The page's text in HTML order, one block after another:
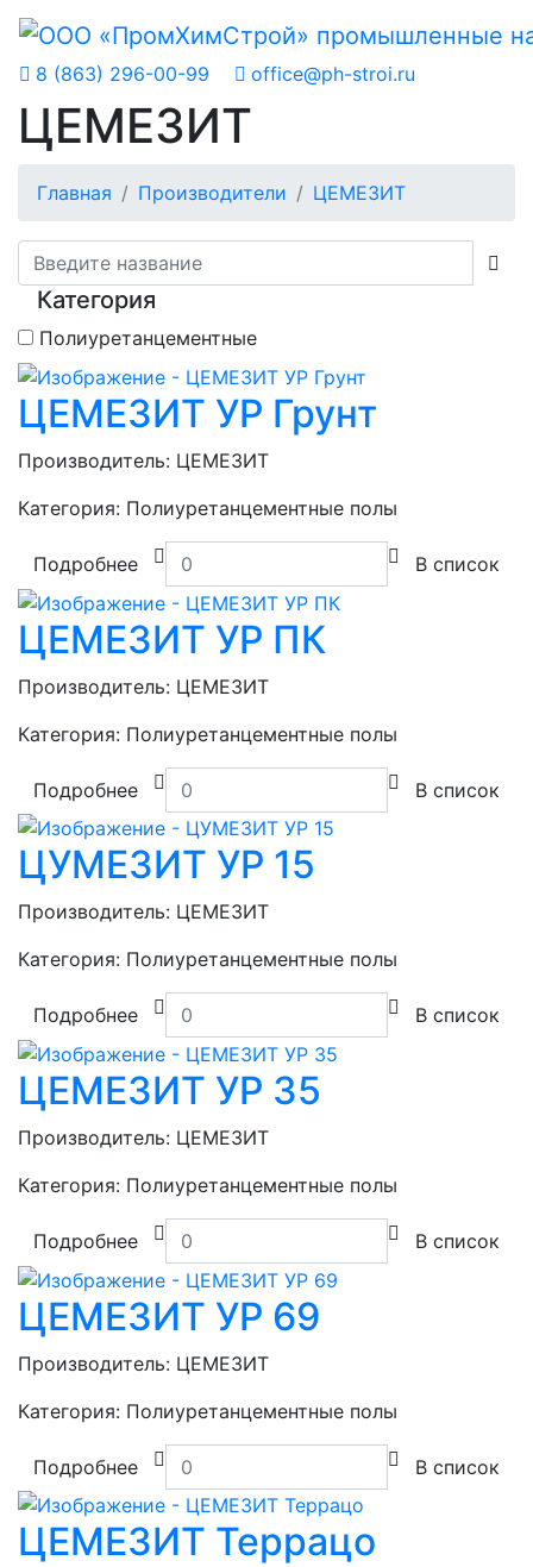
8 (863) 296-00-99 office@ph-stroi.ru
ЦЕМЕЗИТ
Главная Производители ЦЕМЕЗИТ
Категория
Полиуретанцементные
ЦЕМЕЗИТ УР Грунт
Производитель: ЦЕМЕЗИТ
Категория: Полиуретанцементные полы
Подробнее В список
ЦЕМЕЗИТ УР ПК
Производитель: ЦЕМЕЗИТ
Категория: Полиуретанцементные полы
Подробнее В список
ЦУМЕЗИТ УР 15
Производитель: ЦЕМЕЗИТ
Категория: Полиуретанцементные полы
Подробнее В список
ЦЕМЕЗИТ УР 35
Производитель: ЦЕМЕЗИТ
Категория: Полиуретанцементные полы
Подробнее В список
ЦЕМЕЗИТ УР 69
Производитель: ЦЕМЕЗИТ
Категория: Полиуретанцементные полы
Подробнее В список
ЦЕМЕЗИТ Террацо